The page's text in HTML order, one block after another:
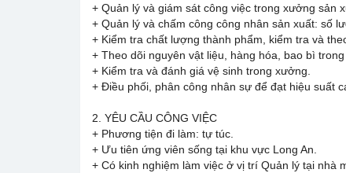
+ Quản lý và giám sát công việc trong xưởng sản
+ Quản lý và chấm công công nhân sản xuất: số
+ Kiểm tra chất lượng thành phẩm, kiểm tra và
+ Theo dõi nguyên vật liệu, hàng hóa, bao bì
+ Kiểm tra và đánh giá vệ sinh trong xưởng.
+ Điều phối, phân công nhân sự để đạt hiệu suất
2. YÊU CẦU CÔNG VIỆC
+ Phương tiện đi làm: tự túc.
+ Ưu tiên ứng viên sống tại khu vực Long An.
+ Có kinh nghiệm làm việc ở vị trí Quản lý tại nhà